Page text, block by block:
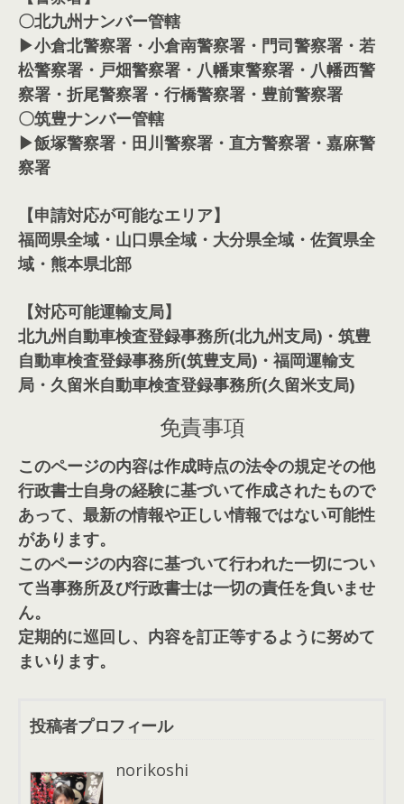
〇北九州ナンバー管轄
▶小倉北警察署・小倉南警察署・門司警察署・若
松警察署・戸畑警察署・八幡東警察署・八幡西警
察署・折尾警察署・行橋警察署・豊前警察署
〇筑豊ナンバー管轄
▶飯塚警察署・田川警察署・直方警察署・嘉麻警
察署
【申請対応が可能なエリア】
福岡県全域・山口県全域・大分県全域・佐賀県全
域・熊本県北部
【対応可能運輸支局】
北九州自動車検査登録事務所(北九州支局)・筑豊
自動車検査登録事務所(筑豊支局)・福岡運輸支
局・久留米自動車検査登録事務所(久留米支局)
免責事項
このページの内容は作成時点の法令の規定その他
行政書士自身の経験に基づいて作成されたもので
あって、最新の情報や正しい情報ではない可能性
があります。
このページの内容に基づいて行われた一切につい
て当事務所及び行政書士は一切の責任を負いませ
ん。
定期的に巡回し、内容を訂正等するように努めて
まいります。
投稿者プロフィール
norikoshi